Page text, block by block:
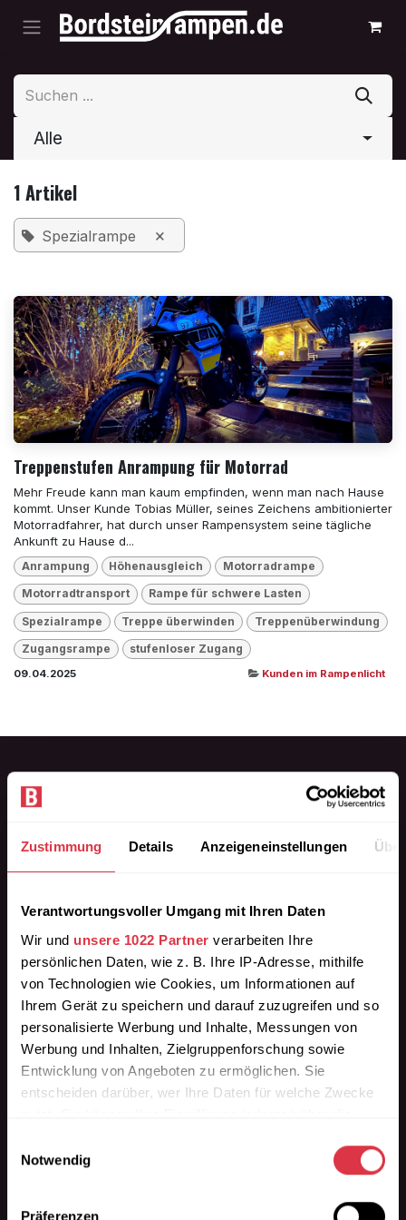
Zustimmung Details Anzeigeneinstellungen
Verantwortungsvoller Umgang mit Ihren Daten
Wir und unsere 1022 Partner verarbeiten Ihre
persönlichen Daten, wie z. B. Ihre IP-Adresse, mithilfe
von Technologien wie Cookies, um Informationen auf
Ihrem Gerät zu speichern und darauf zuzugreifen und so
personalisierte Werbung und Inhalte, Messungen von
Werbung und Inhalten, Zielgruppenforschung sowie
Entwicklung von Angeboten zu ermöglichen. Sie
entscheiden darüber, wer Ihre Daten für welche Zwecke
Trigger Symbol ändern oder widerrufen
Notwendig
Präferenzen
Zum Inhalt springen
Alle
1 Artikel
Spezialrampe ×
Treppenstufen Anrampung für Motorrad
Mehr Freude kann man kaum empfinden, wenn man nach Hause
kommt. Unser Kunde Tobias Müller, seines Zeichens ambitionierter
Motorradfahrer, hat durch unser Rampensystem seine tägliche
Ankunft zu Hause d...
Anrampung Höhenausgleich Motorradrampe
Motorradtransport Rampe für schwere Lasten
Spezialrampe Treppe überwinden Treppenüberwindung
Zugangsrampe stufenloser Zugang
09.04.2025 Kunden im Rampenlicht
Gummigranulat in Premium-Qualität.
Finden Sie Ihre beständige Auffahrhilfe als
Auffahrrampe, Schwellenplatte, Überfahrrampe,
Überladebrücke für die Einfahrt.
Höhenstufen der Bordsteinrampe: 3cm / 4,5cm /
7,5cm / 9cm / 11cm / 15cm Höhe.